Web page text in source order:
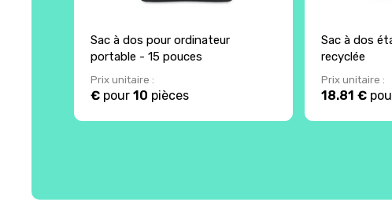
Sac à dos pour ordinateur
portable - 15 pouces
Prix unitaire :
€ pour10 pièces
Sac à dos
recyclée
Prix unitaire :
18.81 €